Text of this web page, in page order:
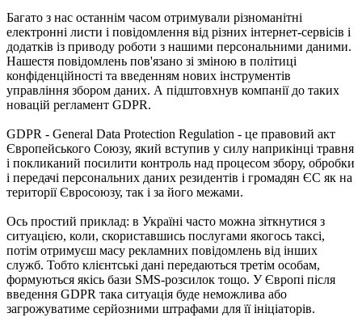
Багато з нас останнім часом отримували різноманітні
електронні листи і повідомлення від різних інтернет-сервісів і
додатків із приводу роботи з нашими персональними даними.
Нашестя повідомлень пов'язано зі зміною в політиці
конфіденційності та введенням нових інструментів
управління збором даних. А підштовхнув компанії до таких
новацій регламент GDPR.
GDPR - General Data Protection Regulation - це правовий акт
Європейського Союзу, який вступив у силу наприкінці травня
і покликаний посилити контроль над процесом збору, обробки
і передачі персональних даних резидентів і громадян ЄС як на
території Євросоюзу, так і за його межами.
Ось простий приклад: в Україні часто можна зіткнутися з
ситуацією, коли, скориставшись послугами якогось таксі,
потім отримуєш масу рекламних повідомлень від інших
служб. Тобто клієнтські дані передаються третім особам,
формуються якісь бази SMS-розсилок тощо. У Європі після
введення GDPR така ситуація буде неможлива або
загрожуватиме серйозними штрафами для її ініціаторів.